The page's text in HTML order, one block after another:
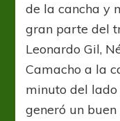
de la cancha y
gran parte del
Leonardo Gil,
Camacho a la
minuto del lado
generó un